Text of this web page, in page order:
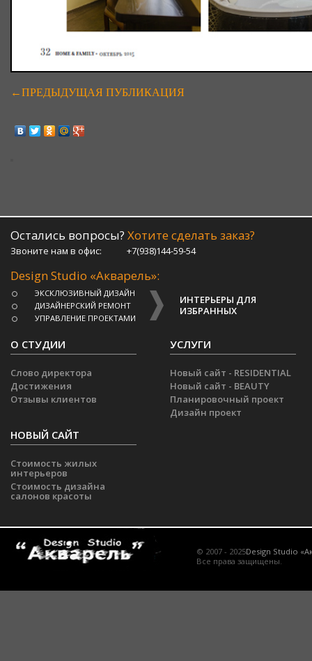
←ПРЕДЫДУЩАЯ ПУБЛИКАЦИЯ
Остались вопросы? Хотите сделать заказ?
Звоните нам в офис: +7(938)144-59-54
Design Studio «Акварель»:
ЭКСКЛЮЗИВНЫЙ ДИЗАЙН
ДИЗАЙНЕРСКИЙ РЕМОНТ
УПРАВЛЕНИЕ ПРОЕКТАМИ
ИНТЕРЬЕРЫ ДЛЯ
ИЗБРАННЫХ
О СТУДИИ
Слово директора
Достижения
Отзывы клиентов
УСЛУГИ
Новый сайт - RESIDENTIAL
Новый сайт - BEAUTY
Планировочный проект
Дизайн проект
НОВЫЙ САЙТ
Стоимость жилых
интерьеров
Стоимость дизайна
салонов красоты
© 2007 - 2025Design Studio
Все права защищены.